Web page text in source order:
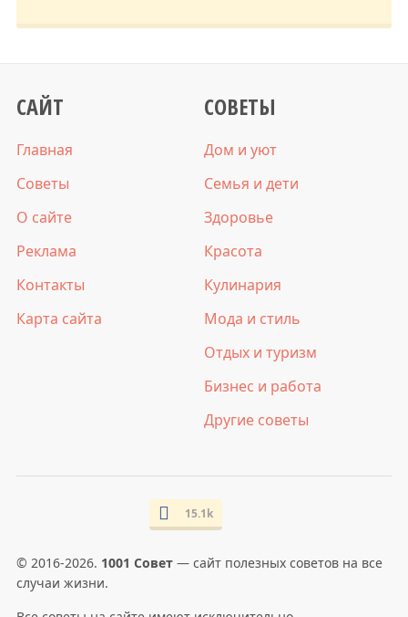
САЙТ
Главная
Советы
О сайте
Реклама
Контакты
Карта сайта
СОВЕТЫ
Дом и уют
Семья и дети
Здоровье
Красота
Кулинария
Мода и стиль
Отдых и туризм
Бизнес и работа
Другие советы
15.1k
© 2016-2026. 1001 Совет— сайт полезных советов на все
случаи жизни.